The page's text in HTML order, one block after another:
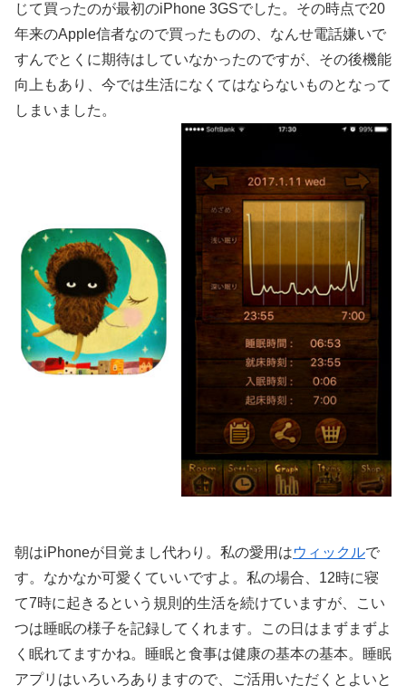
じて買ったのが最初のiPhone 3GSでした。その時点で20
年来のApple信者なので買ったものの、なんせ電話嫌いで
すんでとくに期待はしていなかったのですが、その後機能
向上もあり、今では生活になくてはならないものとなって
しまいました。
朝はiPhoneが目覚まし代わり。私の愛用はウィックルで
す。なかなか可愛くていいですよ。私の場合、12時に寝
て7時に起きるという規則的生活を続けていますが、こい
つは睡眠の様子を記録してくれます。この日はまずまずよ
く眠れてますかね。睡眠と食事は健康の基本の基本。睡眠
アプリはいろいろありますので、ご活用いただくとよいと